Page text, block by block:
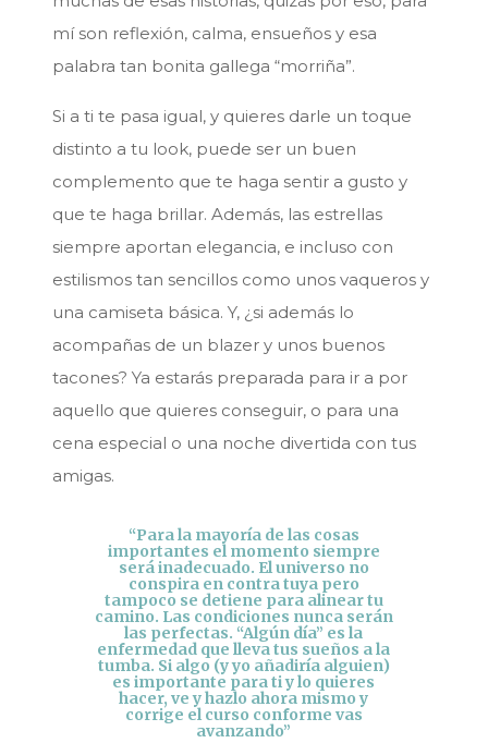
mí son reflexión, calma, ensueños y esa
palabra tan bonita gallega “morriña”.
Si a ti te pasa igual, y quieres darle un toque
distinto a tu look, puede ser un buen
complemento que te haga sentir a gusto y
que te haga brillar. Además, las estrellas
siempre aportan elegancia, e incluso con
estilismos tan sencillos como unos vaqueros y
una camiseta básica. Y, ¿si además lo
acompañas de un blazer y unos buenos
tacones? Ya estarás preparada para ir a por
aquello que quieres conseguir, o para una
cena especial o una noche divertida con tus
amigas.
“Para la mayoría de las cosas
importantes el momento siempre
será inadecuado. El universo no
conspira en contra tuya pero
tampoco se detiene para alinear tu
camino. Las condiciones nunca serán
las perfectas. “Algún día” es la
enfermedad que lleva tus sueños a la
tumba. Si algo (y yo añadiría alguien)
es importante para ti y lo quieres
hacer, ve y hazlo ahora mismo y
corrige el curso conforme vas
avanzando”